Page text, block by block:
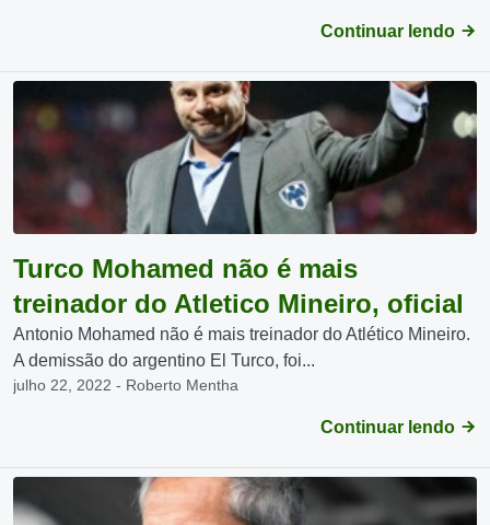
Continuar lendo
Turco Mohamed não é mais
treinador do Atletico Mineiro, oficial
Antonio Mohamed não é mais treinador do Atlético Mineiro.
A demissão do argentino El Turco, foi...
julho 22, 2022 - Roberto Mentha
Continuar lendo